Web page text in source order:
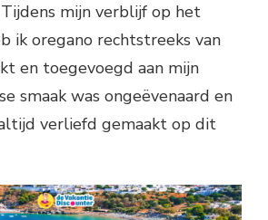
mijn verblijf op het
ik oregano rechtstreeks van
en toegevoegd aan mijn
smaak was ongeëvenaard en
verliefd gemaakt op dit